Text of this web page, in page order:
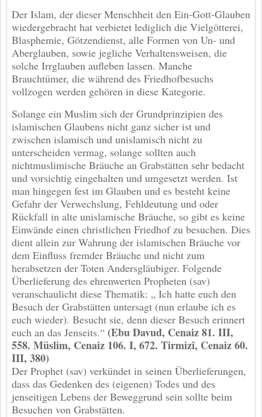
Der Islam, der dieser Menschheit den Ein-Gott-Glauben
wiedergebracht hat verbietet lediglich die Vielgötterei,
Blasphemie, Götzendienst, alle Formen von Un- und
Aberglauben, sowie jegliche Verhaltensweisen, die
solche Irrglauben aufleben lassen. Manche
Brauchtümer, die während des Friedhofbesuchs
vollzogen werden gehören in diese Kategorie.
Solange ein Muslim sich der Grundprinzipien des
islamischen Glaubens nicht ganz sicher ist und
zwischen islamisch und unislamisch nicht zu
unterscheiden vermag, solange sollten auch
nichtmuslimische Bräuche an Grabstätten sehr bedacht
und vorsichtig eingehalten und umgesetzt werden. Ist
man hingegen fest im Glauben und es besteht keine
Gefahr der Verwechslung, Fehldeutung und oder
Rückfall in alte unislamische Bräuche, so gibt es keine
Einwände einen christlichen Friedhof zu besuchen. Dies
dient allein zur Wahrung der islamischen Bräuche vor
dem Einfluss fremder Bräuche und nicht zum
herabsetzen der Toten Andersgläubiger. Folgende
Überlieferung des ehrenwerten Propheten (sav)
veranschaulicht diese Thematik: „ Ich hatte euch den
Besuch der Grabstätten untersagt (nun erlaube ich es
euch wieder). Besucht sie, denn dieser Besuch erinnert
euch an das Jenseits.“ (Ebu Davud, Cenaiz 81. III,
558. Müslim, Cenaiz 106. I, 672. Tirmizî, Cenaiz 60.
III, 380)
Der Prophet (sav) verkündet in seinen Überlieferungen,
dass das Gedenken des (eigenen) Todes und des
jenseitigen Lebens der Beweggrund sein sollte beim
Besuchen von Grabstätten.